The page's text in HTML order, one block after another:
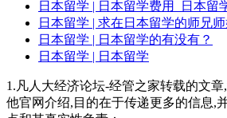
日本留学 | 日本留学费用_日本留
日本留学 | 求在日本留学的师兄师
日本留学 | 日本留学的有没有？
日本留学 | 日本留学
1.凡人大经济论坛-经管之家转载的文
他官网介绍,目的在于传递更多的信息,